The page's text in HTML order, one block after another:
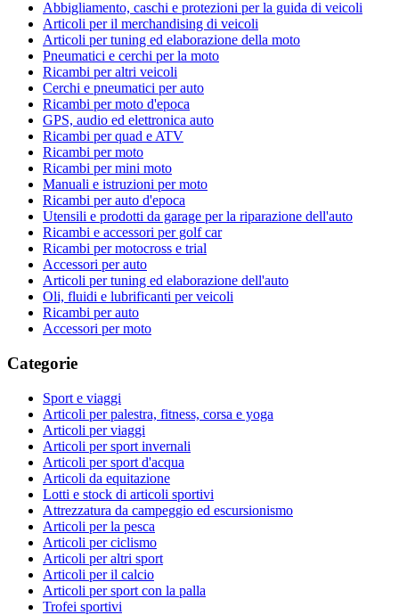
Abbigliamento, caschi e protezioni per la guida di veicoli
Articoli per il merchandising di veicoli
Articoli per tuning ed elaborazione della moto
Pneumatici e cerchi per la moto
Ricambi per altri veicoli
Cerchi e pneumatici per auto
Ricambi per moto d'epoca
GPS, audio ed elettronica auto
Ricambi per quad e ATV
Ricambi per moto
Ricambi per mini moto
Manuali e istruzioni per moto
Ricambi per auto d'epoca
Utensili e prodotti da garage per la riparazione dell'auto
Ricambi e accessori per golf car
Ricambi per motocross e trial
Accessori per auto
Articoli per tuning ed elaborazione dell'auto
Oli, fluidi e lubrificanti per veicoli
Ricambi per auto
Accessori per moto
Categorie
Sport e viaggi
Articoli per palestra, fitness, corsa e yoga
Articoli per viaggi
Articoli per sport invernali
Articoli per sport d'acqua
Articoli da equitazione
Lotti e stock di articoli sportivi
Attrezzatura da campeggio ed escursionismo
Articoli per la pesca
Articoli per ciclismo
Articoli per altri sport
Articoli per il calcio
Articoli per sport con la palla
Trofei sportivi